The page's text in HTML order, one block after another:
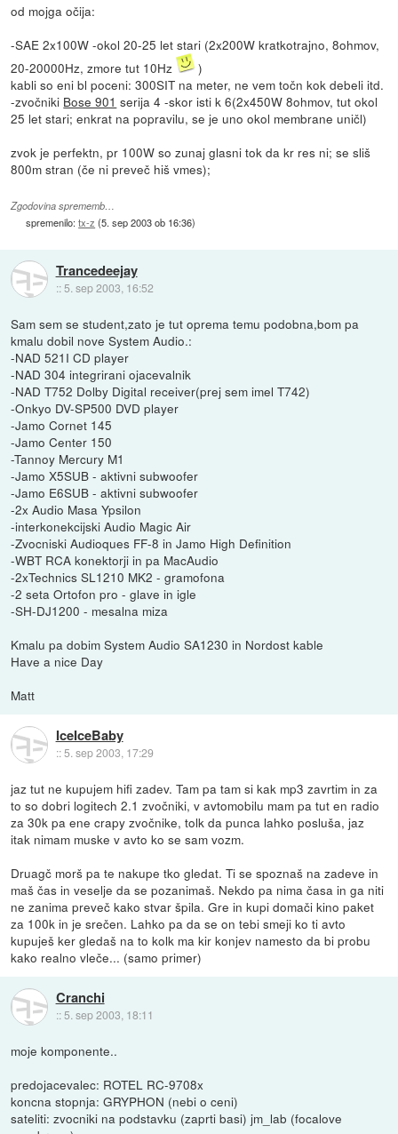
od mojga očija:
-SAE 2x100W -okol 20-25 let stari (2x200W kratkotrajno, 8ohmov,
20-20000Hz, zmore tut 10Hz
)
kabli so eni bl poceni: 300SIT na meter, ne vem točn kok debeli itd.
-zvočniki Bose 901 serija 4 -skor isti k 6(2x450W 8ohmov, tut okol
25 let stari; enkrat na popravilu, se je uno okol membrane uničl)
zvok je perfektn, pr 100W so zunaj glasni tok da kr res ni; se sliš
800m stran (če ni preveč hiš vmes);
Zgodovina sprememb…
spremenilo:tx-z (5. sep 2003 ob 16:36)
Trancedeejay
:: 5. sep 2003, 16:52
Sam sem se student,zato je tut oprema temu podobna,bom pa
kmalu dobil nove System Audio.:
-NAD 521I CD player
-NAD 304 integrirani ojacevalnik
-NAD T752 Dolby Digital receiver(prej sem imel T742)
-Onkyo DV-SP500 DVD player
-Jamo Cornet 145
-Jamo Center 150
-Tannoy Mercury M1
-Jamo X5SUB - aktivni subwoofer
-Jamo E6SUB - aktivni subwoofer
-2x Audio Masa Ypsilon
-interkonekcijski Audio Magic Air
-Zvocniski Audioques FF-8 in Jamo High Definition
-WBT RCA konektorji in pa MacAudio
-2xTechnics SL1210 MK2 - gramofona
-2 seta Ortofon pro - glave in igle
-SH-DJ1200 - mesalna miza
Kmalu pa dobim System Audio SA1230 in Nordost kable
Have a nice Day
Matt
IceIceBaby
::5. sep 2003, 17:29
jaz tut ne kupujem hifi zadev. Tam pa tam si kak mp3 zavrtim in za
to so dobri logitech 2.1 zvočniki, v avtomobilu mam pa tut en radio
za 30k pa ene crapy zvočnike, tolk da punca lahko posluša, jaz
itak nimam muske v avto ko se sam vozm.
Druagč morš pa te nakupe tko gledat. Ti se spoznaš na zadeve in
maš čas in veselje da se pozanimaš. Nekdo pa nima časa in ga niti
ne zanima preveč kako stvar špila. Gre in kupi domači kino paket
za 100k in je srečen. Lahko pa da se on tebi smeji ko ti avto
kupuješ ker gledaš na to kolk ma kir konjev namesto da bi probu
kako realno vleče... (samo primer)
Cranchi
:: 5. sep 2003, 18:11
moje komponente..
predojacevalec: ROTEL RC-9708x
koncna stopnja: GRYPHON (nebi o ceni)
sateliti: zvocniki na podstavku (zaprti basi) jm_lab (focalove